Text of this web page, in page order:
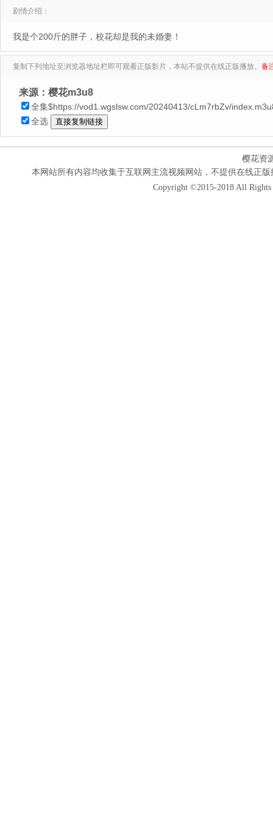
剧情介绍：
我是个200斤的胖子，校花却是我的未婚妻！
复制下列地址至浏览器地址栏即可观看正版影片，本站不提供在线正版播放。 备
来源：樱花m3u8
全集$https://vod1.wgslsw.com/20240413/cLm7rbZv/
全选
樱花资
本网站所有内容均收集于互联网主流视频网站，不提供在线正
Copyright ©2015-2018 All Rights